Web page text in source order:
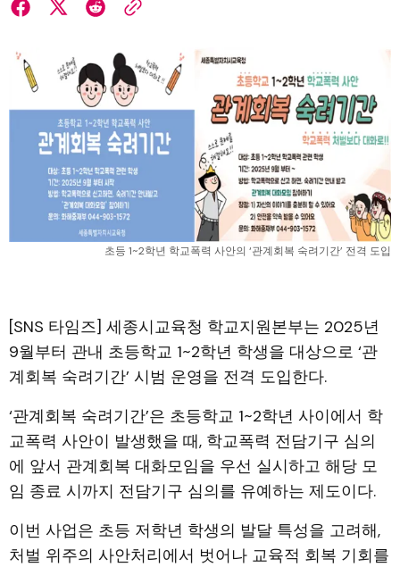
초등 1~2학년 학교폭력 사안의 ‘관계회복 숙려기간’ 전격 도입
[SNS 타임즈] 세종시교육청 학교지원본부는 2025년
9월부터 관내 초등학교 1~2학년 학생을 대상으로 ‘관
계회복 숙려기간’ 시범 운영을 전격 도입한다.
‘관계회복 숙려기간’은 초등학교 1~2학년 사이에서 학
교폭력 사안이 발생했을 때, 학교폭력 전담기구 심의
에 앞서 관계회복 대화모임을 우선 실시하고 해당 모
임 종료 시까지 전담기구 심의를 유예하는 제도이다.
이번 사업은 초등 저학년 학생의 발달 특성을 고려해,
처벌 위주의 사안처리에서 벗어나 교육적 회복 기회를